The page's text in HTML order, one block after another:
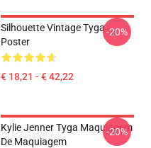
Silhouette Vintage Tyga
Poster
€ 18,21 - € 42,22
-20%
Kylie Jenner Tyga Maquiagem
De Maquiagem
-20%